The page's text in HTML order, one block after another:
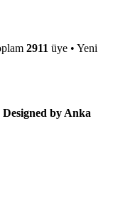
2911 üye • Yeni
by Anka